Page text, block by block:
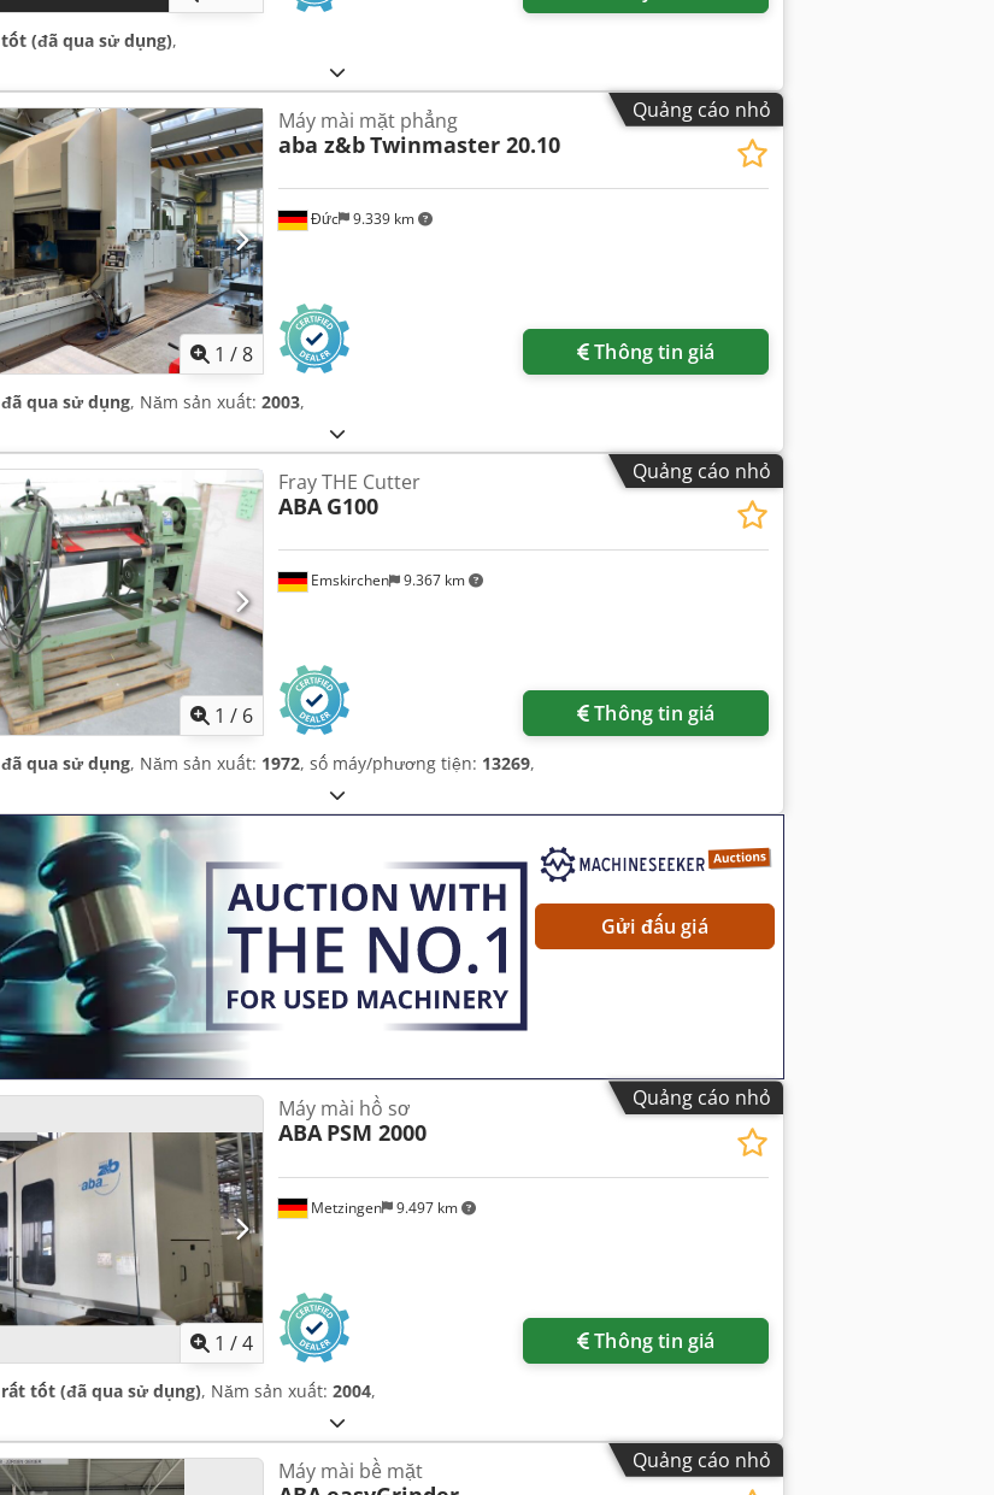
tốt (đã qua sử dụng),
Quảng cáo nhỏ
1 /8
Đức 9.339 km
Máy mài mặt phẳng
aba z&bTwinmaster 20.10
Thông tin giá
đã qua sử dụng, Năm sản xuất: 2003,
Quảng cáo nhỏ
1 / 6
Emskirchen 9.367 km
Fray THE Cutter
ABA G100
Thông tin giá
đã qua sử dụng, Năm sản xuất: 1972, số máy/phương tiện: 13269,
Gửi đấu giá
Quảng cáo nhỏ
1 /4
Metzingen 9.497 km
Máy mài hồ sơ
ABA PSM 2000
Thông tin giá
rất tốt (đã qua sử dụng), Năm sản xuất: 2004,
Quảng cáo nhỏ
Máy mài bề mặt